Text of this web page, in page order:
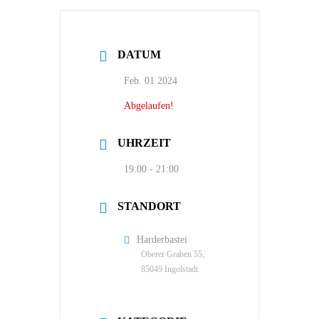
DATUM
Feb. 01 2024
Abgelaufen!
UHRZEIT
19:00 - 21:00
STANDORT
Harderbastei
Oberer Graben 55,
85049 Ingolstadt